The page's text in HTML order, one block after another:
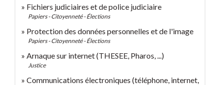
Fichiers judiciaires et de police judiciaire
Papiers - Citoyenneté - Élections
Protection des données personnelles et de l'image
Papiers - Citoyenneté - Élections
Arnaque sur internet (THESEE, Pharos, ...)
Justice
Communications électroniques (téléphone, internet,